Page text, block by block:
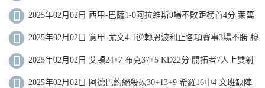
馬重傷痛哭傷退馬特塔雙響
2025年02月02日 西甲-巴薩1-0阿拉維斯9場不敗距榜首4分 萊萬
製勝加維傷退
2025年02月02日 意甲-尤文4-1逆轉恩波利止各項賽事3場不勝 穆
阿尼雙響DV9世界波
2025年02月02日 艾頓24+7 布克37+5 KD22分 開拓者7人上雙射
落太陽近8戰7勝
2025年02月02日 阿德巴約絕殺砍30+13+9 希羅16中4 文班缺陣